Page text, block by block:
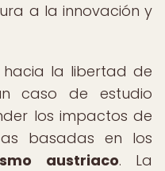
a la innovación y
hacia la libertad de
caso de estudio
los impactos de
basadas en los
austriaco. La